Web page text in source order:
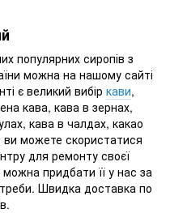
популярних сиропів з
можна на нашому сайті
є великий вибір кави,
кава, кава в зернах,
кава в чалдах, какао
ви можете скористатися
для ремонту своєї
придбати її у нас за
Швидка доставка по